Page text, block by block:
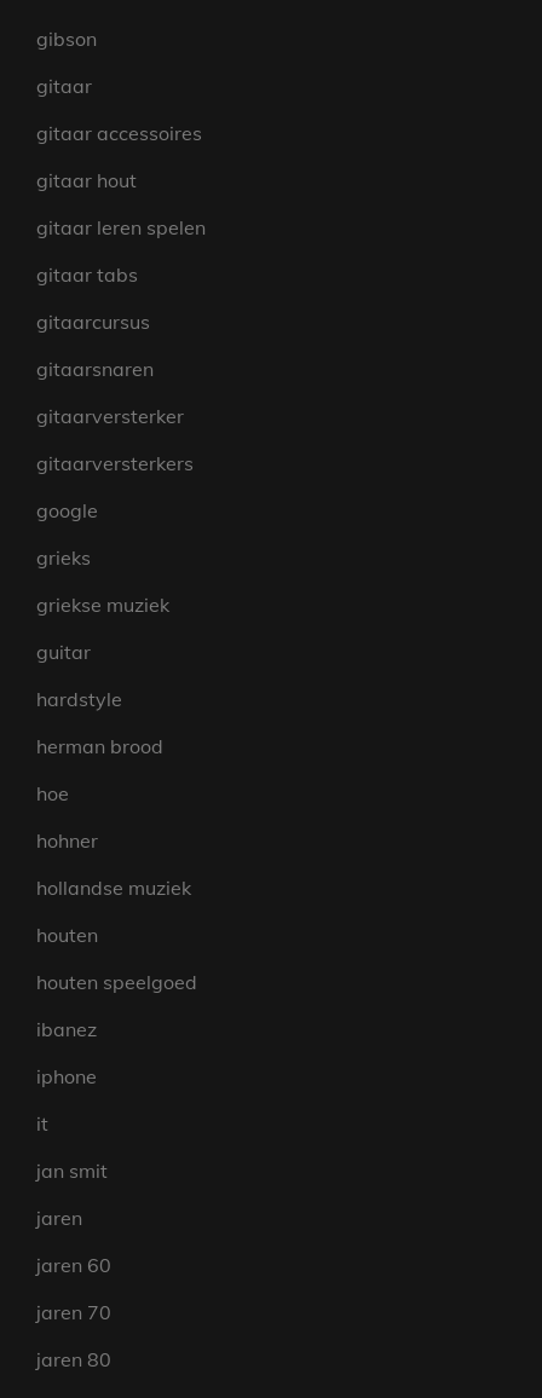
gibson
gitaar
gitaar accessoires
gitaar hout
gitaar leren spelen
gitaar tabs
gitaarcursus
gitaarsnaren
gitaarversterker
gitaarversterkers
google
grieks
griekse muziek
guitar
hardstyle
herman brood
hoe
hohner
hollandse muziek
houten
houten speelgoed
ibanez
iphone
it
jan smit
jaren
jaren 60
jaren 70
jaren 80